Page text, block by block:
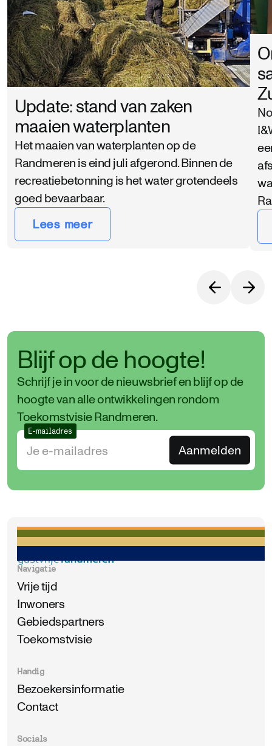
Update: stand van zaken
maaien waterplanten
Het maaien van waterplanten op de
Randmeren is eind juli afgerond. Binnen de
recreatiebetonning is het water grotendeels
goed bevaarbaar.
Lees meer
Blijf op de hoogte!
Schrijf je in voor de nieuwsbrief en blijf op de
hoogte van alle ontwikkelingen rondom
Toekomstvisie Randmeren.
E-mailadres
Navigatie
Vrije tijd
Inwoners
Gebiedspartners
Toekomstvisie
Handig
Bezoekersinformatie
Contact
Socials